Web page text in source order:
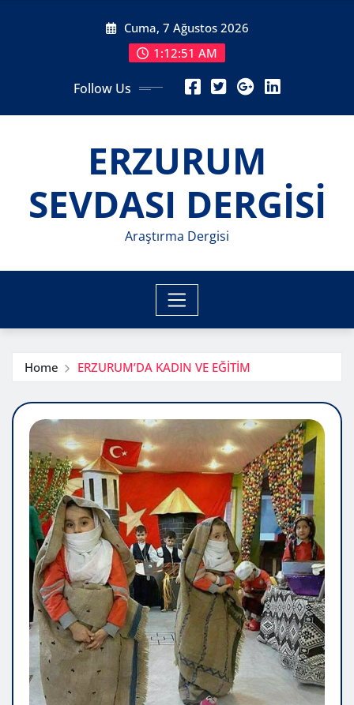
Cuma, 7 Ağustos 2026
1:12:53 AM
Follow Us
ERZURUM
SEVDASI DERGİSİ
Araştırma Dergisi
Home ERZURUM’DA KADIN VE EĞİTİM